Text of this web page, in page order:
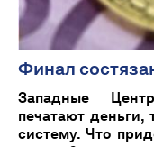
Финал
Западные
печатают
систему. Что